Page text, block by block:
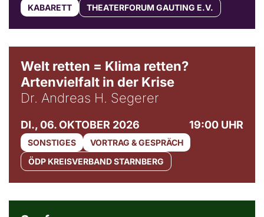
KABARETT THEATERFORUM GAUTING E.V.
Welt retten = Klima retten?
Artenvielfalt in der Krise
Dr. Andreas H. Segerer
DI., 06. OKTOBER 2026 19:00 UHR
SONSTIGES
VORTRAG & GESPRÄCH
ÖDP KREISVERBAND STARNBERG